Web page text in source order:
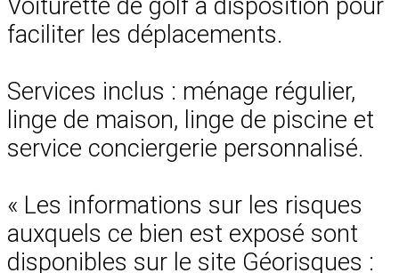
Voiturette de golf à disposition pour
faciliter les déplacements.
Services inclus : ménage régulier,
linge de maison, linge de piscine et
service conciergerie personnalisé.
« Les informations sur les risques
auxquels ce bien est exposé sont
disponibles sur le site Géorisques :